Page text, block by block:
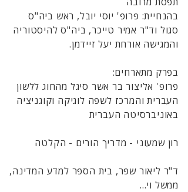
בהנחיית: פרופ' יוסי יובל, ראש ביה"ס
סגול וד"ר אמיר טייכר, ביה"ס להיסטוריה
והמגישה אורחת יעל זיידמן.
בפרק מתארחים:
פרופ' אליצור בר אשר סיגל מהחוג ללשון
העברית והמרכז לשפה לוגיקה וקוגניציה
באוניברסיטה העברית
רון שמעוני - מדריך הורים - הקלטה
ד"ר ליאור שפר, בית הספר למדע המדינה,
ממשל וי...